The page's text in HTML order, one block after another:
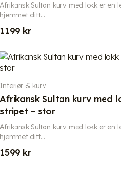
Afrikansk Sultan kurv med lokk er en
hjemmet ditt...
1199 kr
Interiør & kurv
Afrikansk Sultan kurv med
stripet – stor
Afrikansk Sultan kurv med lokk er en
hjemmet ditt...
1599 kr